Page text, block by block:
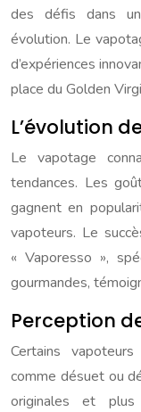
des défis dans
évolution. Le
d’expériences
place du Golden
L’évolution
Le vapotage
tendances. Les
gagnent en
vapoteurs. Le
« Vaporesso »,
gourmandes,
Perception
Certains
comme désuet ou
originales et plus